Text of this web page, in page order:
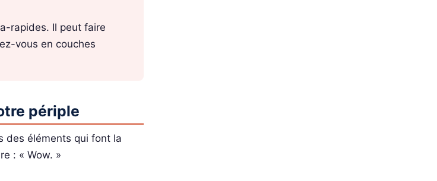
rapides. Il peut faire
vous en couches
périple
des éléments qui font la
: « Wow. »